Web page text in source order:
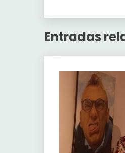
Entradas